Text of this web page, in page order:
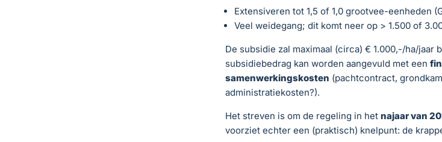
Extensiveren tot 1,5 of 1,0 grootvee-eenheden
Veel weidegang; dit komt neer op > 1.500 of
De subsidie zal maximaal (circa) € 1.000,-/ha/jaar
subsidiebedrag kan worden aangevuld met een
samenwerkingskosten (pachtcontract,
administratiekosten?).
Het streven is om de regeling in het najaar van
voorziet echter een (praktisch) knelpunt: de